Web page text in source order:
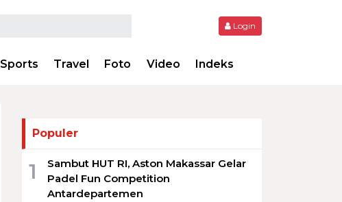
Login
Sports Travel Foto Video Indeks
Populer
1
Sambut HUT RI, Aston Makassar Gelar
Padel Fun Competition
Antardepartemen